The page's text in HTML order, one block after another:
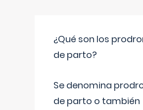
¿Qué son los
de parto?
Se denomina
de parto o también